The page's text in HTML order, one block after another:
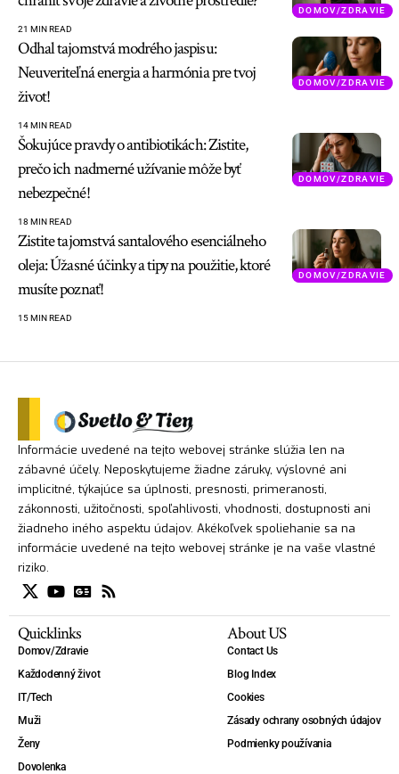
DOMOV/ZDRAVIE
21 MIN READ
DOMOV/ZDRAVIE
Odhal tajomstvá modrého jaspisu:
Neuveriteľná energia a harmónia pre tvoj
život!
14 MIN READ
DOMOV/ZDRAVIE
Šokujúce pravdy o antibiotikách: Zistite,
prečo ich nadmerné užívanie môže byť
nebezpečné!
18 MIN READ
DOMOV/ZDRAVIE
Zistite tajomstvá santalového esenciálneho
oleja: Úžasné účinky a tipy na použitie, ktoré
musíte poznať!
15 MIN READ
Informácie uvedené na tejto webovej stránke slúžia len na
zábavné účely. Neposkytujeme žiadne záruky, výslovné ani
implicitné, týkajúce sa úplnosti, presnosti, primeranosti,
zákonnosti, užitočnosti, spoľahlivosti, vhodnosti, dostupnosti ani
žiadneho iného aspektu údajov. Akékoľvek spoliehanie sa na
informácie uvedené na tejto webovej stránke je na vaše vlastné
riziko.
Quicklinks
Domov/Zdravie
Každodenný život
IT/Tech
Muži
Ženy
Dovolenka
About US
Contact Us
Blog Index
Cookies
Zásady ochrany osobných údajov
Podmienky používania